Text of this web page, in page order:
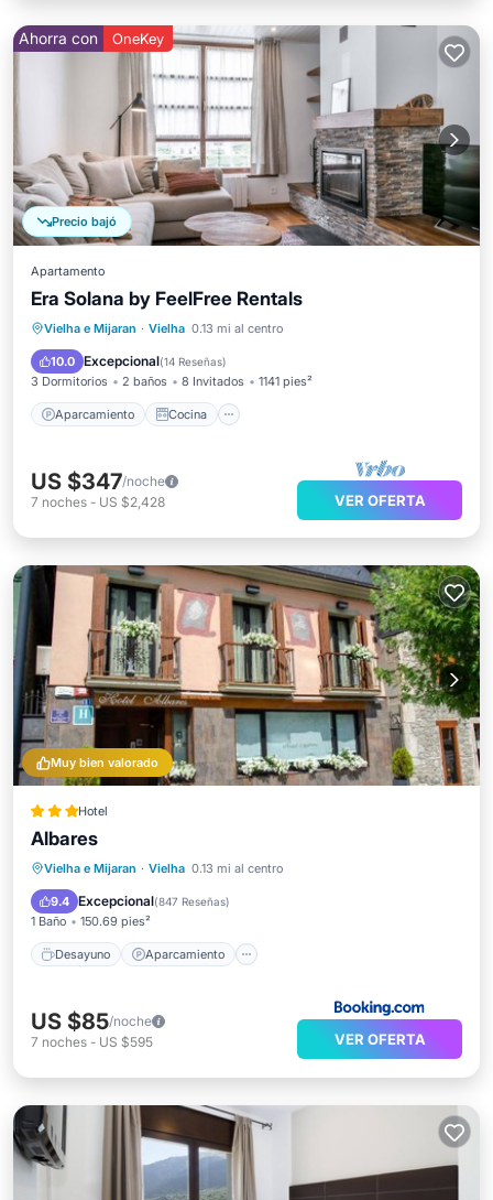
Precio bajó
Ahorra con OneKey
Apartamento
Era Solana by FeelFree Rentals
Vielha e Mijaran · Vielha 0.13 mi al centro
10.0 Excepcional(14 Reseñas)
3 Dormitorios 2 baños 8 Invitados 1141 pies²
Aparcamiento Cocina
Aparcamiento Cocina
Apto para niños
US $347/noche
7 noches - US $2,428 VER OFERTA
Muy bien valorado
Hotel
Albares
Vielha e Mijaran · Vielha 0.13 mi al centro
9.4 Excepcional(847 Reseñas)
1 Baño 150.69 pies²
Desayuno Aparcamiento
Desayuno Aparcamiento
Balcón/Terraza
US $85/noche
7 noches - US $595 VER OFERTA